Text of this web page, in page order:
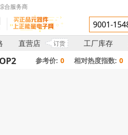
合服务商
直营店 订货 工厂库存
参考价: 0 相对热度指数: 0